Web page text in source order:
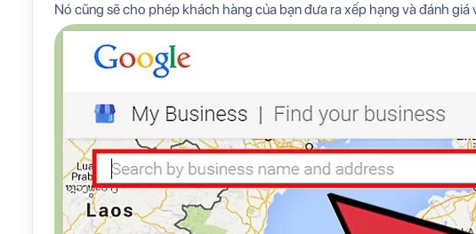
Nó cũng sẽ cho phép khách hàng của bạn đưa ra xếp hạng và đánh